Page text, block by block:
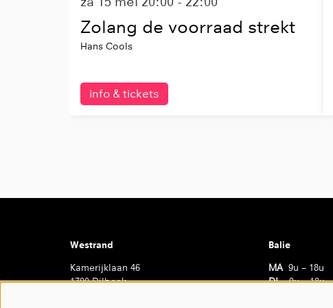
Zolang de voorraad strekt
Hans Cools
info & tickets
Westrand
Kamerijklaan 46
1700 Dilbeek
Balie
MA 9u – 18u
DI9u – 18u